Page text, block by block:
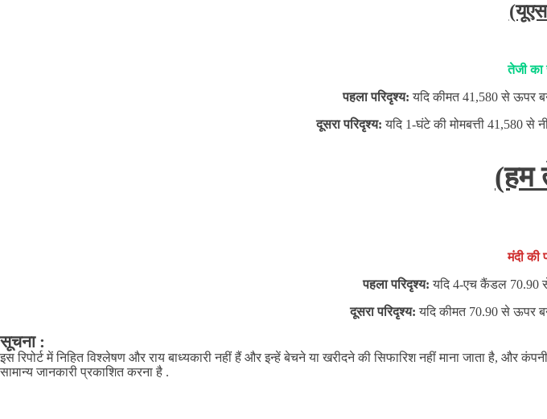
तेजी का
पहला परिदृश्य:यदि कीमत 41,580 से ऊपर
दूसरा परिदृश्य:यदि 1-घंटे की मोमबत्ती 41,580 से
(हम
मंदी की
पहला परिदृश्य:यदि 4-एच कैंडल 70.90 से
दूसरा परिदृश्य:यदि कीमत 70.90 से ऊपर
सूचना :
इस रिपोर्ट में निहित विश्लेषण और राय बाध्यकारी नहीं हैं और इन्हें बेचने या खरीदने की सिफारिश नहीं माना जाता है, और
सामान्य जानकारी प्रकाशित करना है .